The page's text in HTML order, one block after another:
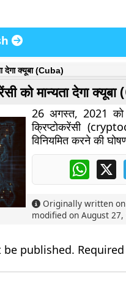
देगा क्यूबा (Cuba)
को मान्यता देगा
26 अगस्त, 2021 को
क्रिप्टोकरेंसी
विनियमित करने की
X
Originally written
modified onAugust 27,
be published.